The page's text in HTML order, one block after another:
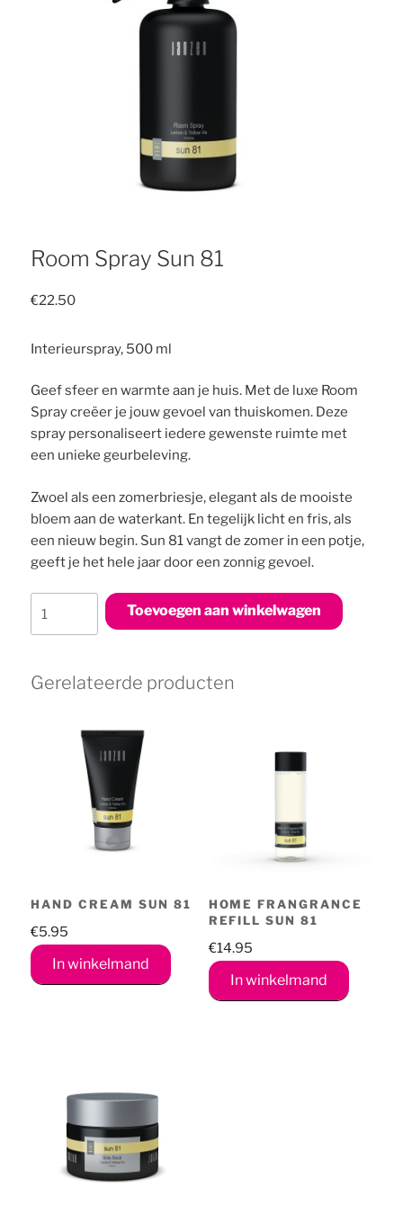
Room Spray Sun 81
€22.50
Interieurspray, 500 ml
Geef sfeer en warmte aan je huis. Met de luxe Room
Spray creëer je jouw gevoel van thuiskomen. Deze
spray personaliseert iedere gewenste ruimte met
een unieke geurbeleving.
Zwoel als een zomerbriesje, elegant als de mooiste
bloem aan de waterkant. En tegelijk licht en fris, als
een nieuw begin. Sun 81 vangt de zomer in een potje,
geeft je het hele jaar door een zonnig gevoel.
Spray
aantal
Toevoegen aan winkelwagen
Gerelateerde producten
HAND CREAM SUN 81
€5.95
In winkelmand
HOME FRANGRANCE
REFILL SUN 81
€14.95
In winkelmand